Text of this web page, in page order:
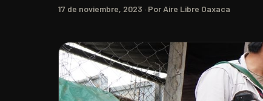
17 de noviembre, 2023 · Por Aire Libre Oaxaca